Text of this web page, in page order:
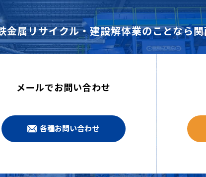
属リサイクル・建設解体業のことなら
メールでお問い合わせ
各種お問い合わせ